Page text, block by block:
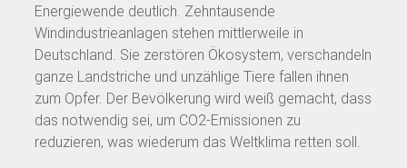
Energiewende deutlich. Zehntausende
Windindustrieanlagen stehen mittlerweile in
Deutschland. Sie zerstören Ökosystem, verschandeln
ganze Landstriche und unzählige Tiere fallen ihnen
zum Opfer. Der Bevölkerung wird weiß gemacht, dass
das notwendig sei, um CO2-Emissionen zu
reduzieren, was wiederum das Weltklima retten soll.